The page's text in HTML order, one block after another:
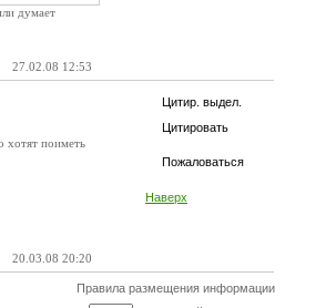
думает
27.02.08 12:53
Цитир. выдел.
Цитировать
Пожаловаться
Наверх
хотят поиметь
20.03.08 20:20
Правила размещения информации